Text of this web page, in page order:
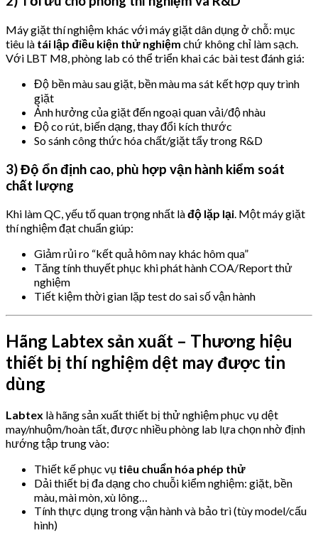
Máy giặt thí nghiệm khác với máy giặt dân dụng ở chỗ: mục
tiêu là tái lập điều kiện thử nghiệm chứ không chỉ làm sạch.
Với LBT M8, phòng lab có thể triển khai các bài test đánh giá:
Độ bền màu sau giặt, bền màu ma sát kết hợp quy trình
giặt
Ảnh hưởng của giặt đến ngoại quan vải/độ nhàu
Độ co rút, biến dạng, thay đổi kích thước
So sánh công thức hóa chất/giặt tẩy trong R&D
3) Độ ổn định cao, phù hợp vận hành kiểm soát
chất lượng
Khi làm QC, yếu tố quan trọng nhất làđộ lặp lại. Một máy giặt
thí nghiệm đạt chuẩn giúp:
Giảm rủi ro “kết quả hôm nay khác hôm qua”
Tăng tính thuyết phục khi phát hành COA/Report thử
nghiệm
Tiết kiệm thời gian lặp test do sai số vận hành
Hãng Labtex sản xuất – Thương hiệu
thiết bị thí nghiệm dệt may được tin
dùng
Labtex là hãng sản xuất thiết bị thử nghiệm phục vụ dệt
may/nhuộm/hoàn tất, được nhiều phòng lab lựa chọn nhờ định
hướng tập trung vào:
Thiết kế phục vụ tiêu chuẩn hóa phép thử
Dải thiết bị đa dạng cho chuỗi kiểm nghiệm: giặt, bền
màu, mài mòn, xù lông…
Tính thực dụng trong vận hành và bảo trì (tùy model/cấu
hình)